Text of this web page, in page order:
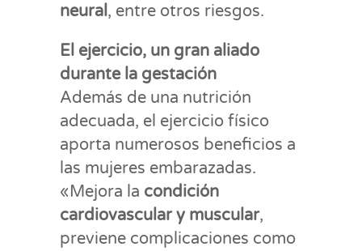
neural, entre otros riesgos.
El ejercicio, un gran aliado
durante la gestación
Además de una nutrición
adecuada, el ejercicio físico
aporta numerosos beneficios a
las mujeres embarazadas.
«Mejora la condición
cardiovascular y muscular,
previene complicaciones como